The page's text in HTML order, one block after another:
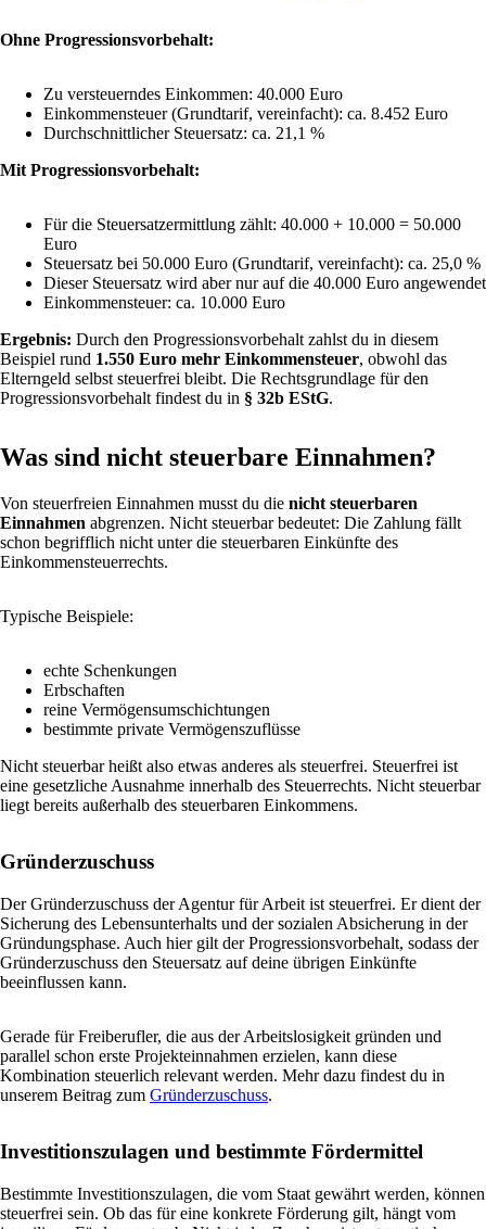
Ohne Progressionsvorbehalt:
Zu versteuerndes Einkommen: 40.000 Euro
Einkommensteuer (Grundtarif, vereinfacht): ca. 8.452 Euro
Durchschnittlicher Steuersatz: ca. 21,1 %
Mit Progressionsvorbehalt:
Für die Steuersatzermittlung zählt: 40.000 + 10.000 = 50.000
Euro
Steuersatz bei 50.000 Euro (Grundtarif, vereinfacht): ca. 25,0 %
Dieser Steuersatz wird aber nur auf die 40.000 Euro angewendet
Einkommensteuer: ca. 10.000 Euro
Ergebnis: Durch den Progressionsvorbehalt zahlst du in diesem
Beispiel rund 1.550 Euro mehr Einkommensteuer, obwohl das
Elterngeld selbst steuerfrei bleibt. Die Rechtsgrundlage für den
Progressionsvorbehalt findest du in § 32b EStG.
Was sind nicht steuerbare Einnahmen?
Von steuerfreien Einnahmen musst du die nicht steuerbaren
Einnahmen abgrenzen. Nicht steuerbar bedeutet: Die Zahlung fällt
schon begrifflich nicht unter die steuerbaren Einkünfte des
Einkommensteuerrechts.
Typische Beispiele:
echte Schenkungen
Erbschaften
reine Vermögensumschichtungen
bestimmte private Vermögenszuflüsse
Nicht steuerbar heißt also etwas anderes als steuerfrei. Steuerfrei ist
eine gesetzliche Ausnahme innerhalb des Steuerrechts. Nicht steuerbar
liegt bereits außerhalb des steuerbaren Einkommens.
Gründerzuschuss
Der Gründerzuschuss der Agentur für Arbeit ist steuerfrei. Er dient der
Sicherung des Lebensunterhalts und der sozialen Absicherung in der
Gründungsphase. Auch hier gilt der Progressionsvorbehalt, sodass der
Gründerzuschuss den Steuersatz auf deine übrigen Einkünfte
beeinflussen kann.
Gerade für Freiberufler, die aus der Arbeitslosigkeit gründen und
parallel schon erste Projekteinnahmen erzielen, kann diese
Kombination steuerlich relevant werden. Mehr dazu findest du in
unserem Beitrag zum Gründerzuschuss.
Investitionszulagen und bestimmte Fördermittel
Bestimmte Investitionszulagen, die vom Staat gewährt werden, können
steuerfrei sein. Ob das für eine konkrete Förderung gilt, hängt vom